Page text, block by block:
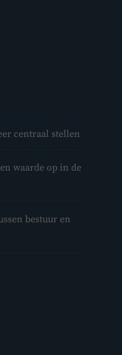
centraal stellen
waarde op in de
bestuur en